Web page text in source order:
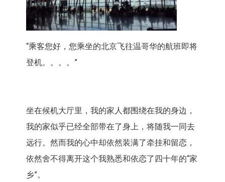
“乘客您好，您乘坐的北京飞往温哥华的航班即将
登机。。。。”
坐在候机大厅里，我的家人都围绕在我的身边，
我的家似乎已经全部带在了身上，将随我一同去
远行。然而我的心中却依然装满了牵挂和留恋，
依然舍不得离开这个我熟悉和依恋了四十年的“家
乡”。